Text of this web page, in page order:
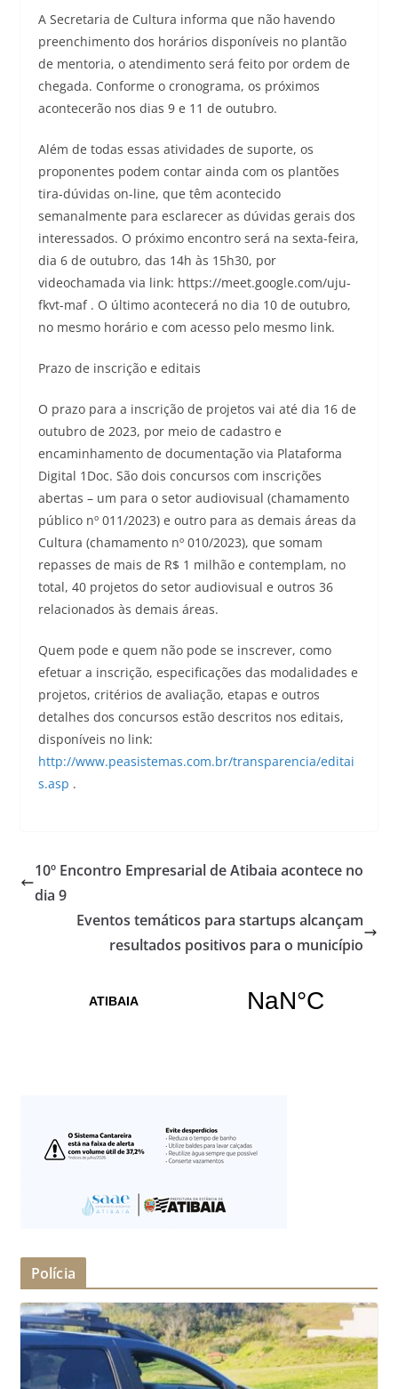
A Secretaria de Cultura informa que não havendo
preenchimento dos horários disponíveis no plantão
de mentoria, o atendimento será feito por ordem de
chegada. Conforme o cronograma, os próximos
acontecerão nos dias 9 e 11 de outubro.
Além de todas essas atividades de suporte, os
proponentes podem contar ainda com os plantões
tira-dúvidas on-line, que têm acontecido
semanalmente para esclarecer as dúvidas gerais dos
interessados. O próximo encontro será na sexta-feira,
dia 6 de outubro, das 14h às 15h30, por
videochamada via link: https://meet.google.com/uju-
fkvt-maf . O último acontecerá no dia 10 de outubro,
no mesmo horário e com acesso pelo mesmo link.
Prazo de inscrição e editais
O prazo para a inscrição de projetos vai até dia 16 de
outubro de 2023, por meio de cadastro e
encaminhamento de documentação via Plataforma
Digital 1Doc. São dois concursos com inscrições
abertas – um para o setor audiovisual (chamamento
público nº 011/2023) e outro para as demais áreas da
Cultura (chamamento nº 010/2023), que somam
repasses de mais de R$ 1 milhão e contemplam, no
total, 40 projetos do setor audiovisual e outros 36
relacionados às demais áreas.
Quem pode e quem não pode se inscrever, como
efetuar a inscrição, especificações das modalidades e
projetos, critérios de avaliação, etapas e outros
detalhes dos concursos estão descritos nos editais,
disponíveis no link:
http://www.peasistemas.com.br/transparencia/editai
s.asp .
10º Encontro Empresarial de Atibaia acontece no
dia 9
Eventos temáticos para startups alcançam
resultados positivos para o município
Polícia